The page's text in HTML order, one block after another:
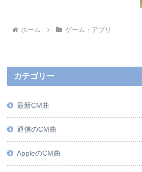
ホーム ゲーム・アプリ
カテゴリー
最新CM曲
通信のCM曲
AppleのCM曲